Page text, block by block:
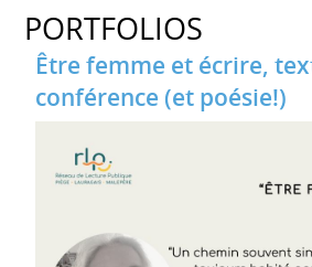
PORTFOLIOS
Être femme et écrire,
conférence (et poésie!)